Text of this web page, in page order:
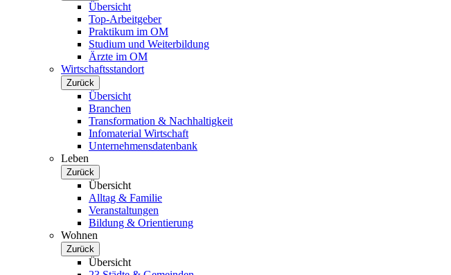
Übersicht
Top-Arbeitgeber
Praktikum im OM
Studium und Weiterbildung
Ärzte im OM
Wirtschaftsstandort
Zurück
Übersicht
Branchen
Transformation & Nachhaltigkeit
Infomaterial Wirtschaft
Unternehmensdatenbank
Leben
Zurück
Übersicht
Alltag & Familie
Veranstaltungen
Bildung & Orientierung
Wohnen
Zurück
Übersicht